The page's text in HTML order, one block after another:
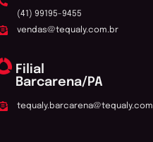
(41) 99195-9455
vendas@tequaly.com.br
Filial
Barcarena/PA